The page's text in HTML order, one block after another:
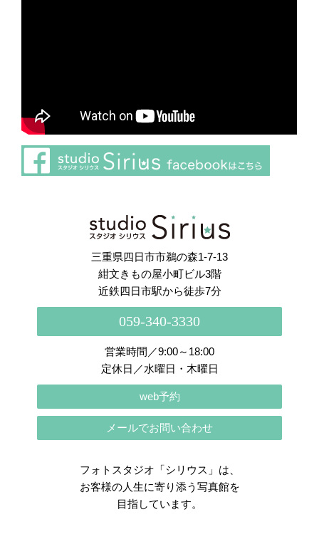
Instagram でフォロー
三重県四日市市鵜の森1-7-13
紺文きもの屋小町ビル3階
近鉄四日市駅から徒歩7分
059-340-3330
営業時間／9:00～18:00
定休日／水曜日・木曜日
web予約
メールでお問い合わせ
フォトスタジオ「シリウス」は、
お客様の人生に寄り添う写真館を
目指しています。